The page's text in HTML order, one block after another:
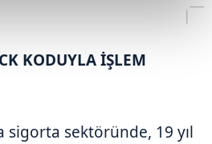
KODUYLA İŞLEM
sigorta sektöründe, 19 yıl